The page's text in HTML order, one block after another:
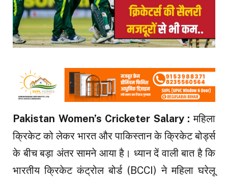
Pakistan Women’s Cricketer Salary :महिला
क्रिकेट को लेकर भारत और पाकिस्तान के क्रिकेट बोर्ड्स
के बीच बड़ा अंतर सामने आया है। ध्यान दें वाली बात है कि
भारतीय क्रिकेट कंट्रोल बोर्ड (BCCI) ने महिला घरेलू